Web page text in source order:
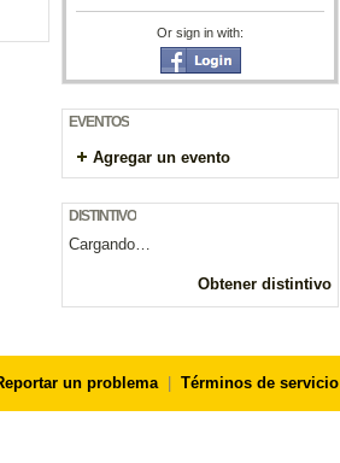
Or sign in with:
EVENTOS
Agregar un evento
DISTINTIVO
Cargando…
Obtener distintivo
un problema| Términos de servicio